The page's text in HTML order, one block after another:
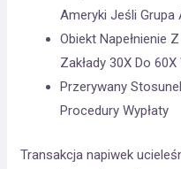
Ameryki Jeśli Grupa
Obiekt Napełnienie
Zakłady 30X Do
Przerywany
Procedury Wypłaty
Transakcja napiwek